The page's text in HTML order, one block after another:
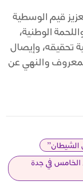
قيم الوسطية
الوطنية،
تحقيقه، وإيصال
والنهي عن
الشيطان”
الخامس في جدة